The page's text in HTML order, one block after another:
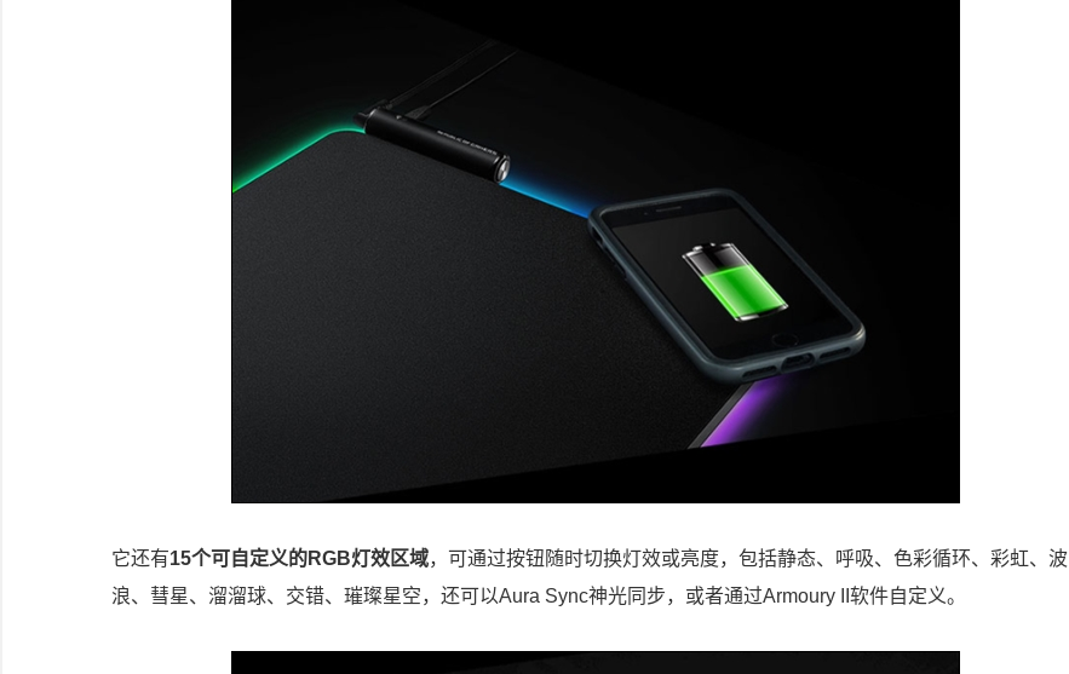
它还有15个可自定义的RGB灯效区域，可通过按钮随时切换灯效或亮度，包括静态、呼吸、色彩循环、彩虹、波
浪、彗星、溜溜球、交错、璀璨星空，还可以Aura Sync神光同步，或者通过Armoury II软件自定义。